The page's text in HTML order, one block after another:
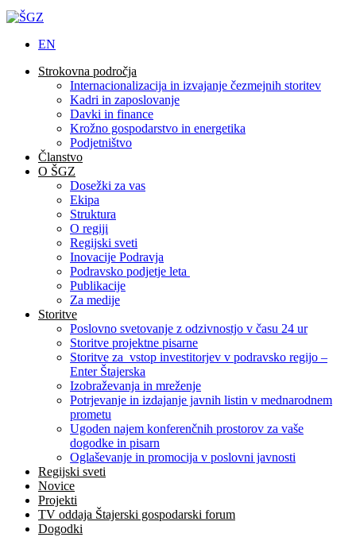
EN
Strokovna področja
Internacionalizacija in izvajanje čezmejnih storitev
Kadri in zaposlovanje
Davki in finance
Krožno gospodarstvo in energetika
Podjetništvo
Članstvo
O ŠGZ
Dosežki za vas
Ekipa
Struktura
O regiji
Regijski sveti
Inovacije Podravja
Podravsko podjetje leta
Publikacije
Za medije
Storitve
Poslovno svetovanje z odzivnostjo v času 24 ur
Storitve projektne pisarne
Storitve za vstop investitorjev v podravsko regijo –
Enter Štajerska
Izobraževanja in mreženje
Potrjevanje in izdajanje javnih listin v mednarodnem
prometu
Ugoden najem konferenčnih prostorov za vaše
dogodke in pisarn
Oglaševanje in promocija v poslovni javnosti
Regijski sveti
Novice
Projekti
TV oddaja Štajerski gospodarski forum
Dogodki